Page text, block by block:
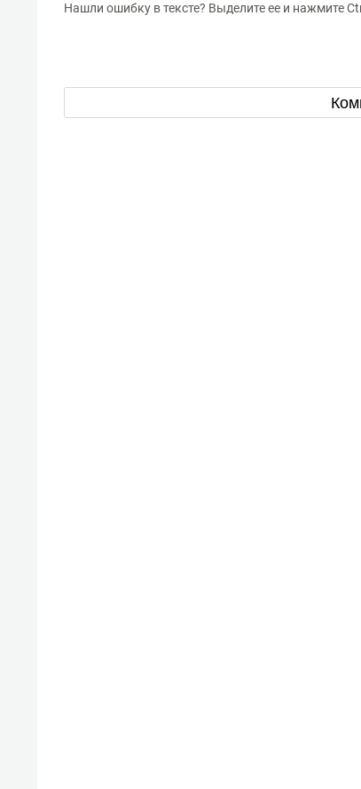
Нашли ошибку в тексте? Выделите ее и нажмите